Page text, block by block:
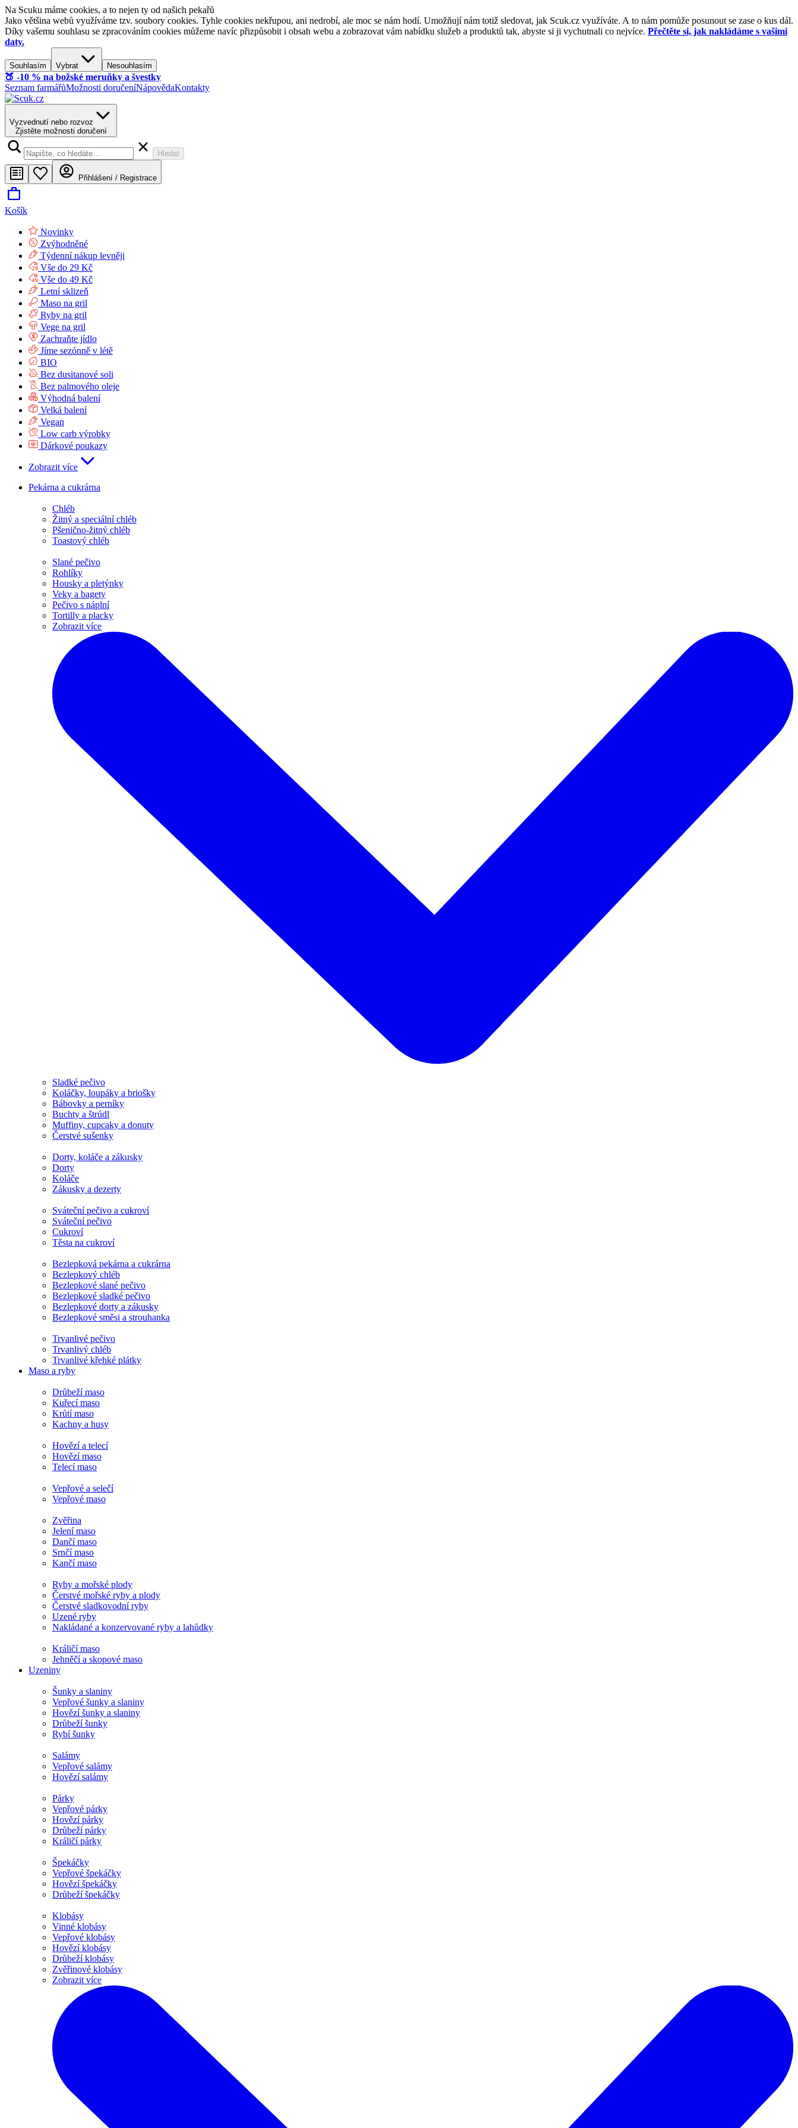
Na Scuku máme cookies, a to nejen ty od našich pekařů
Jako většina webů využíváme tzv. soubory cookies. Tyhle cookies nekřupou, ani nedrobí, ale moc se nám hodí. Umožňují nám totiž sledovat, jak Scuk.cz využíváte. A to nám pomůže posunout se zase o kus dál.
Díky vašemu souhlasu se zpracováním cookies můžeme navíc přizpůsobit i obsah webu a zobrazovat vám nabídku služeb a produktů tak, abyste si ji vychutnali co nejvíce. Přečtěte si, jak nakládáme s vašimi
daty.
Souhlasím Vybrat Nesouhlasím
🍑​ -10 % na božské meruňky a švestky
Seznam farmářůMožnosti doručeníNápovědaKontakty
Vyzvednutí nebo rozvoz
Zjistěte možnosti doručení
Hledat
Přihlášení / Registrace
Košík
Novinky
Zvýhodněné
Týdenní nákup levněji
Vše do 29 Kč
Vše do 49 Kč
Letní sklizeň
Maso na gril
Ryby na gril
Vege na gril
Zachraňte jídlo
Jíme sezónně v létě
BIO
Bez dusitanové soli
Bez palmového oleje
Výhodná balení
Velká balení
Vegan
Low carb výrobky
Dárkové poukazy
Zobrazit více
Pekárna a cukrárna
Chléb
Žitný a speciální chléb
Pšenično-žitný chléb
Toastový chléb
Slané pečivo
Rohlíky
Housky a pletýnky
Veky a bagety
Pečivo s náplní
Tortilly a placky
Zobrazit více
Sladké pečivo
Koláčky, loupáky a briošky
Bábovky a perníky
Buchty a štrúdl
Muffiny, cupcaky a donuty
Čerstvé sušenky
Dorty, koláče a zákusky
Dorty
Koláče
Zákusky a dezerty
Sváteční pečivo a cukroví
Sváteční pečivo
Cukroví
Těsta na cukroví
Bezlepková pekárna a cukrárna
Bezlepkový chléb
Bezlepkové slané pečivo
Bezlepkové sladké pečivo
Bezlepkové dorty a zákusky
Bezlepkové směsi a strouhanka
Trvanlivé pečivo
Trvanlivý chléb
Trvanlivé křehké plátky
Maso a ryby
Drůbeží maso
Kuřecí maso
Krůtí maso
Kachny a husy
Hovězí a telecí
Hovězí maso
Telecí maso
Vepřové a selečí
Vepřové maso
Zvěřina
Jelení maso
Dančí maso
Srnčí maso
Kančí maso
Ryby a mořské plody
Čerstvé mořské ryby a plody
Čerstvé sladkovodní ryby
Uzené ryby
Nakládané a konzervované ryby a lahůdky
Králičí maso
Jehněčí a skopové maso
Uzeniny
Šunky a slaniny
Vepřové šunky a slaniny
Hovězí šunky a slaniny
Drůbeží šunky
Rybí šunky
Salámy
Vepřové salámy
Hovězí salámy
Párky
Vepřové párky
Hovězí párky
Drůbeží párky
Králičí párky
Špekáčky
Vepřové špekáčky
Hovězí špekáčky
Drůbeží špekáčky
Klobásy
Vinné klobásy
Vepřové klobásy
Hovězí klobásy
Drůbeží klobásy
Zvěřinové klobásy
Zobrazit více